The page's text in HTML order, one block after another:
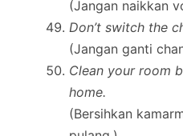
(Jangan naikkan
Don’t switch the
(Jangan ganti
Clean your room
home.
(Bersihkan